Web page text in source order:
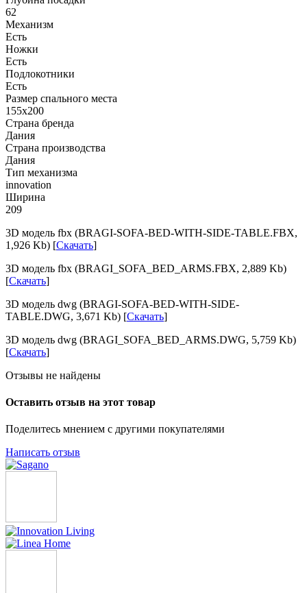
62
Механизм
Есть
Ножки
Есть
Подлокотники
Есть
Размер спального места
155x200
Страна бренда
Дания
Страна производства
Дания
Тип механизма
innovation
Ширина
209
3D модель fbx (BRAGI-SOFA-BED-WITH-SIDE-TABLE.FBX,
1,926 Kb) [Скачать]
3D модель fbx (BRAGI_SOFA_BED_ARMS.FBX, 2,889 Kb)
[Скачать]
3D модель dwg (BRAGI-SOFA-BED-WITH-SIDE-
TABLE.DWG, 3,671 Kb) [Скачать]
3D модель dwg (BRAGI_SOFA_BED_ARMS.DWG, 5,759 Kb)
[Скачать]
Отзывы не найдены
Оставить отзыв на этот товар
Поделитесь мнением с другими покупателями
Написать отзыв